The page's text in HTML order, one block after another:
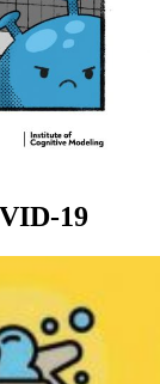
19